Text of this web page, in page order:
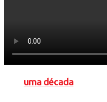
Matrículas em
uma década